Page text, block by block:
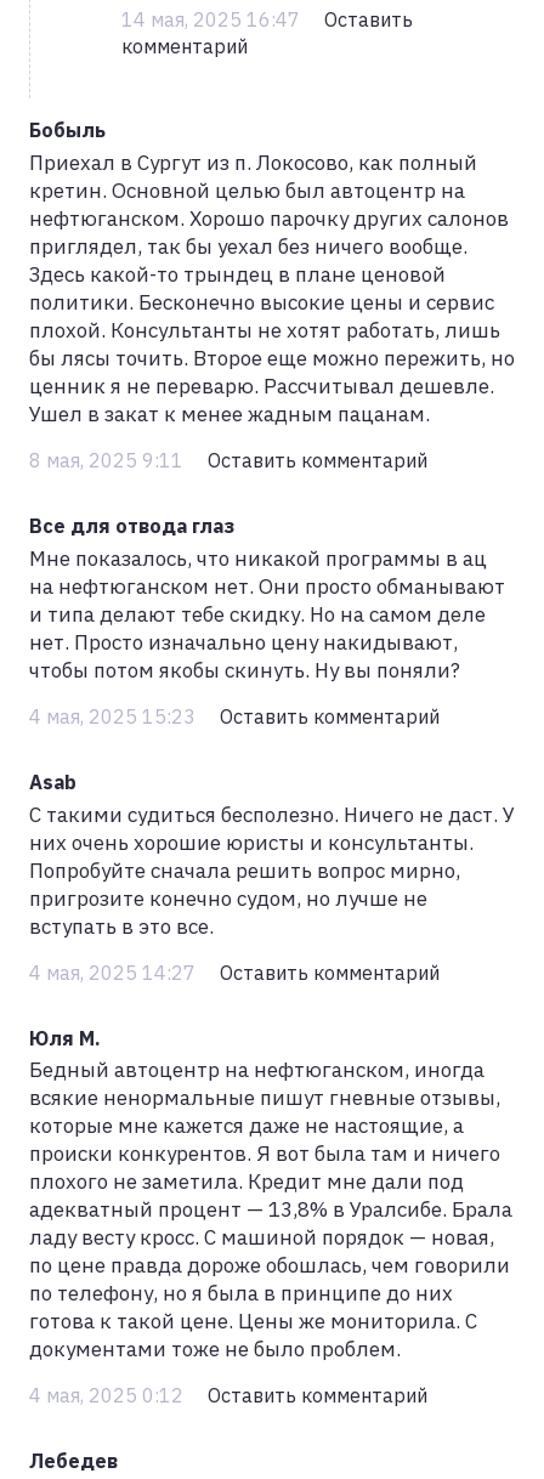
14 мая, 2025 16:47
Оставить
комментарий
Бобыль
Приехал в Сургут из п. Локосово, как полный
кретин. Основной целью был автоцентр на
нефтюганском. Хорошо парочку других салонов
приглядел, так бы уехал без ничего вообще.
Здесь какой-то трындец в плане ценовой
политики. Бесконечно высокие цены и сервис
плохой. Консультанты не хотят работать, лишь
бы лясы точить. Второе еще можно пережить, но
ценник я не переварю. Рассчитывал дешевле.
Ушел в закат к менее жадным пацанам.
8 мая, 2025 9:11 Оставить комментарий
Все для отвода глаз
Мне показалось, что никакой программы в ац
на нефтюганском нет. Они просто обманывают
и типа делают тебе скидку. Но на самом деле
нет. Просто изначально цену накидывают,
чтобы потом якобы скинуть. Ну вы поняли?
4 мая, 2025 15:23 Оставить комментарий
Asab
С такими судиться бесполезно. Ничего не даст. У
них очень хорошие юристы и консультанты.
Попробуйте сначала решить вопрос мирно,
пригрозите конечно судом, но лучше не
вступать в это все.
4 мая, 2025 14:27 Оставить комментарий
Юля М.
Бедный автоцентр на нефтюганском, иногда
всякие ненормальные пишут гневные отзывы,
которые мне кажется даже не настоящие, а
происки конкурентов. Я вот была там и ничего
плохого не заметила. Кредит мне дали под
адекватный процент — 13,8% в Уралсибе. Брала
ладу весту кросс. С машиной порядок — новая,
по цене правда дороже обошлась, чем говорили
по телефону, но я была в принципе до них
готова к такой цене. Цены же мониторила. С
документами тоже не было проблем.
4 мая, 2025 0:12 Оставить комментарий
Лебедев